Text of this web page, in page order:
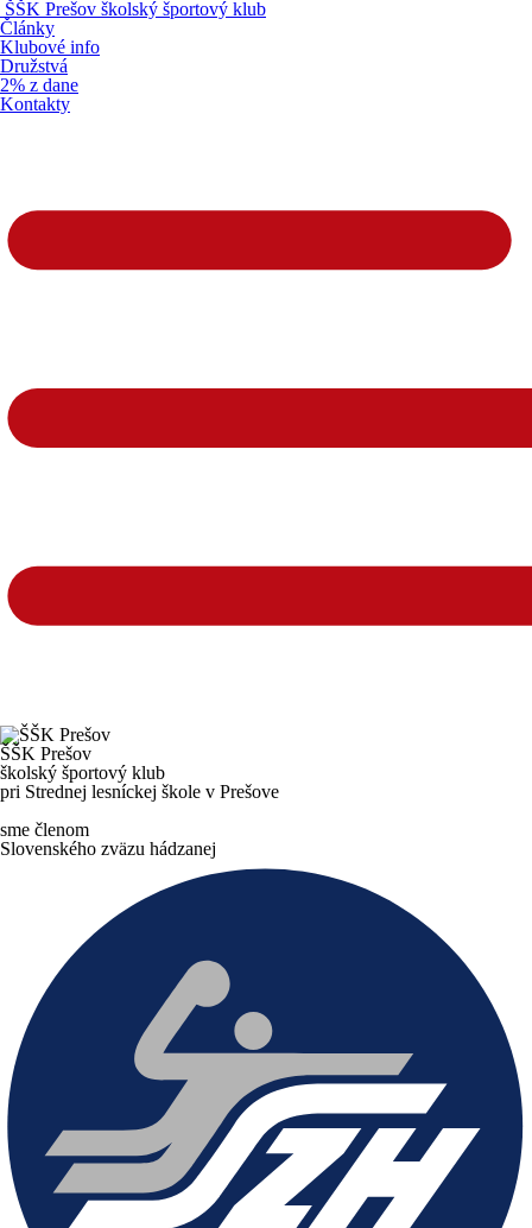
ŠŠK Prešov školský športový klub
Články
Klubové info
Družstvá
2% z dane
Kontakty
ŠŠK Prešov
školský športový klub
pri Strednej lesníckej škole v Prešove
sme členom
Slovenského zväzu hádzanej